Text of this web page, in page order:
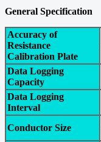
General Specification
Accuracy of
Resistance
Calibration Plate
Data Logging
Capacity
Data Logging
Interval
Conductor Size